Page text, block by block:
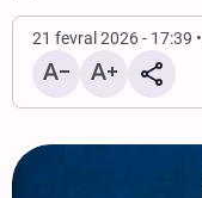
21 fevral 2026 - 17:39